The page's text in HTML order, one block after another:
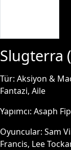
Slugterra (
Tür: Aksiyon &
Fantazi, Aile
Yapımcı: Asaph
Oyuncular: Sam
Francis, Lee